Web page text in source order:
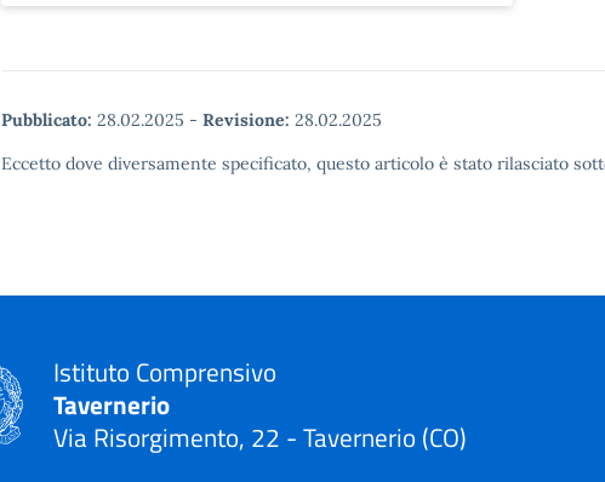
Pubblicato: 28.02.2025 - Revisione: 28.02.2025
Eccetto dove diversamente specificato, questo articolo è stato rilasciato
Istituto Comprensivo
Tavernerio
Via Risorgimento, 22 - Tavernerio (CO)